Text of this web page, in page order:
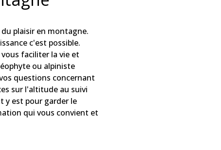
plaisir en montagne.
c'est possible.
faciliter la vie et
ou alpiniste
questions concernant
sur l'altitude au suivi
y est pour garder le
qui vous convient et